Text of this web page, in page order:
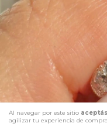
Al navegar por este sitio
agilizar tu experiencia de